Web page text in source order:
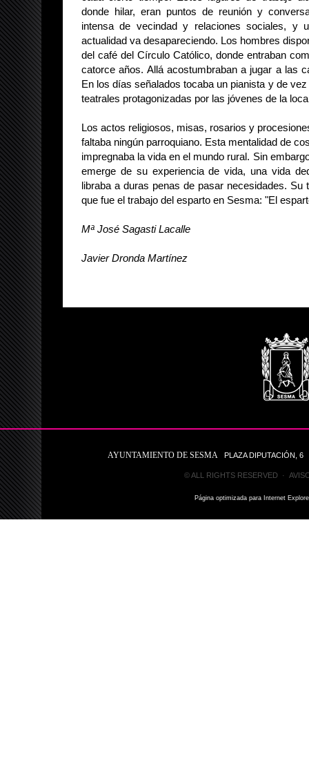
donde hilar, eran puntos de reunión y
intensa de vecindad y relaciones sociales, y
actualidad va desapareciendo. Los hombres
del café del Círculo Católico, donde entraban
catorce años. Allá acostumbraban a jugar a las
En los días señalados tocaba un pianista y de
teatrales protagonizadas por las jóvenes de la
Los actos religiosos, misas, rosarios y
faltaba ningún parroquiano. Esta mentalidad de
impregnaba la vida en el mundo rural. Sin
emerge de su experiencia de vida, una vida
libraba a duras penas de pasar necesidades.
que fue el trabajo del esparto en Sesma: "El
Mª José Sagasti Lacalle
Javier Dronda Martínez
AYUNTAMIENTO DE SESMA PLAZA DIPUTACIÓN, 6
© ALL RIGHTS RESERVED ·
Página optimizada para Internet